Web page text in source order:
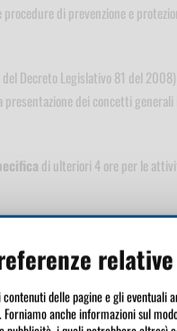
di prevenzione e
Decreto Legislativo 81 del
dei concetti
di ulteriori 4 ore per le
mansioni e ai possibili danni e
della bellezzao alle
delle pagine e gli
anche informazioni sul